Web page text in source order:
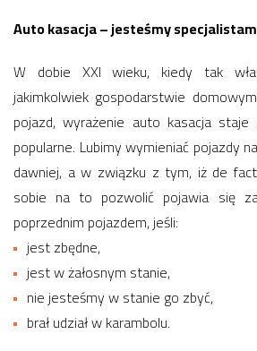
Auto kasacja – jesteśmy
W dobie XXI wieku, kiedy tak
jakimkolwiek gospodarstwie
pojazd, wyrażenie auto kasacja staje
popularne. Lubimy wymieniać pojazdy
dawniej, a w związku z tym, iż de
sobie na to pozwolić pojawia się
poprzednim pojazdem, jeśli:
jest zbędne,
jest w żałosnym stanie,
nie jesteśmy w stanie go zbyć,
brał udział w karambolu.